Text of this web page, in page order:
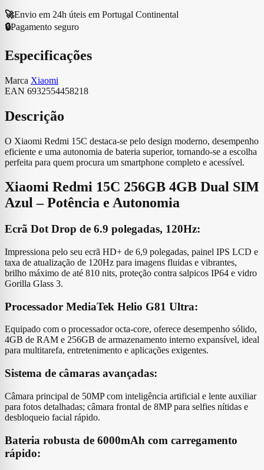
🚀Envio em 24h úteis em Portugal Continental
🔒Pagamento seguro
Especificações
Marca Xiaomi
EAN 6932554458218
Descrição
O Xiaomi Redmi 15C destaca-se pelo design moderno, desempenho
eficiente e uma autonomia de bateria superior, tornando-se a escolha
perfeita para quem procura um smartphone completo e acessível.
Xiaomi Redmi 15C 256GB 4GB Dual SIM
Azul – Potência e Autonomia
Ecrã Dot Drop de 6.9 polegadas, 120Hz:
Impressiona pelo seu ecrã HD+ de 6,9 polegadas, painel IPS LCD e
taxa de atualização de 120Hz para imagens fluidas e vibrantes,
brilho máximo de até 810 nits, proteção contra salpicos IP64 e vidro
Gorilla Glass 3.
Processador MediaTek Helio G81 Ultra:
Equipado com o processador octa-core, oferece desempenho sólido,
4GB de RAM e 256GB de armazenamento interno expansível, ideal
para multitarefa, entretenimento e aplicações exigentes.
Sistema de câmaras avançadas:
Câmara principal de 50MP com inteligência artificial e lente auxiliar
para fotos detalhadas; câmara frontal de 8MP para selfies nítidas e
desbloqueio facial rápido.
Bateria robusta de 6000mAh com carregamento
rápido: